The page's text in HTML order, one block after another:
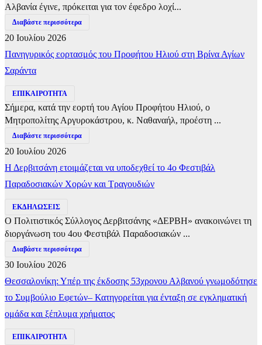
Αλβανία έγινε, πρόκειται για τον έφεδρο λοχί...
Διαβάστε περισσότερα
20 Ιουλίου 2026
Πανηγυρικός εορτασμός του Προφήτου Ηλιού στη Βρίνα Αγίων
Σαράντα
ΕΠΙΚΑΙΡΟΤΗΤΑ
Σήμερα, κατά την εορτή του Αγίου Προφήτου Ηλιού, ο
Μητροπολίτης Αργυροκάστρου, κ. Ναθαναήλ, προέστη ...
Διαβάστε περισσότερα
20 Ιουλίου 2026
Η Δερβιτσάνη ετοιμάζεται να υποδεχθεί το 4ο Φεστιβάλ
Παραδοσιακών Χορών και Τραγουδιών
ΕΚΔΗΛΩΣΕΙΣ
Ο Πολιτιστικός Σύλλογος Δερβιτσάνης «ΔΕΡΒΗ» ανακοινώνει τη
διοργάνωση του 4ου Φεστιβάλ Παραδοσιακών ...
Διαβάστε περισσότερα
30 Ιουλίου 2026
Θεσσαλονίκη: Υπέρ της έκδοσης 53χρονου Αλβανού γνωμοδότησε
το Συμβούλιο Εφετών– Κατηγορείται για ένταξη σε εγκληματική
ομάδα και ξέπλυμα χρήματος
ΕΠΙΚΑΙΡΟΤΗΤΑ